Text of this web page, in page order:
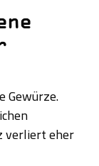
Gewürze.
verliert eher